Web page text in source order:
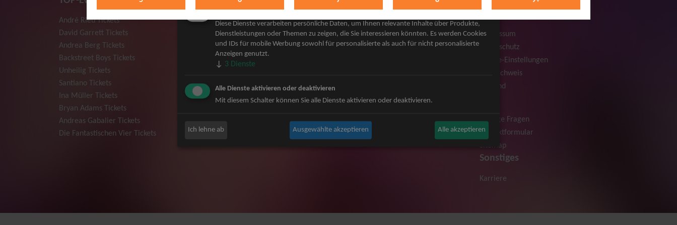
André Rieu Tickets
David Garrett Tickets
Andrea Berg Tickets
Backstreet Boys Tickets
Unheilig Tickets
Santiano Tickets
Ina Müller Tickets
Bryan Adams Tickets
Andreas Gabalier Tickets
Die Fantastischen Vier Tickets
Herbert Grönemeyer Tickets
Deep Purple Tickets
Howard Carpendale Tickets
Jan Delay & Disko No.1 Tickets
Bob Dylan Tickets
Mark Forster Tickets
Niedeckens BAP Tickets
Judas Priest Tickets
The BossHoss Tickets
Silbermond Tickets
Simple Plan Tickets
Beatrice Egli Tickets
Roland Kaiser Tickets
AGB
Impressum
Datenschutz
Cookie-Einstellungen
Bildnachweis
Versand
Häufige Fragen
Kontaktformular
Sitemap
Sonstiges
Karriere
Marketing
Diese Dienste verarbeiten persönliche Daten, um Ihnen relevante Inhalte über Produkte,
Dienstleistungen oder Themen zu zeigen, die Sie interessieren könnten. Es werden Cookies
und IDs für mobile Werbung sowohl für personalisierte als auch für nicht personalisierte
Anzeigen genutzt.
↓ 3 Dienste
Alle Dienste aktivieren oder deaktivieren
Mit diesem Schalter können Sie alle Dienste aktivieren oder deaktivieren.
Ich lehne ab Ausgewählte akzeptieren Alle akzeptieren